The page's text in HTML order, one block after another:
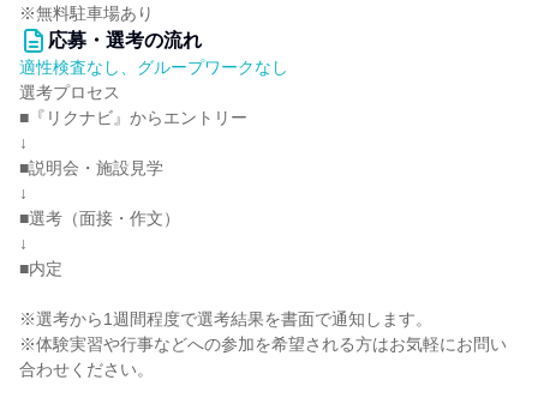
※無料駐車場あり
応募・選考の流れ
適性検査なし、グループワークなし
選考プロセス
■『リクナビ』からエントリー
↓
■説明会・施設見学
↓
■選考（面接・作文）
↓
■内定
※選考から1週間程度で選考結果を書面で通知します。
※体験実習や行事などへの参加を希望される方はお気軽にお問い
合わせください。